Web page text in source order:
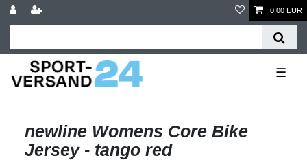
0,00 EUR
☰
newline Womens Core Bike
Jersey - tango red